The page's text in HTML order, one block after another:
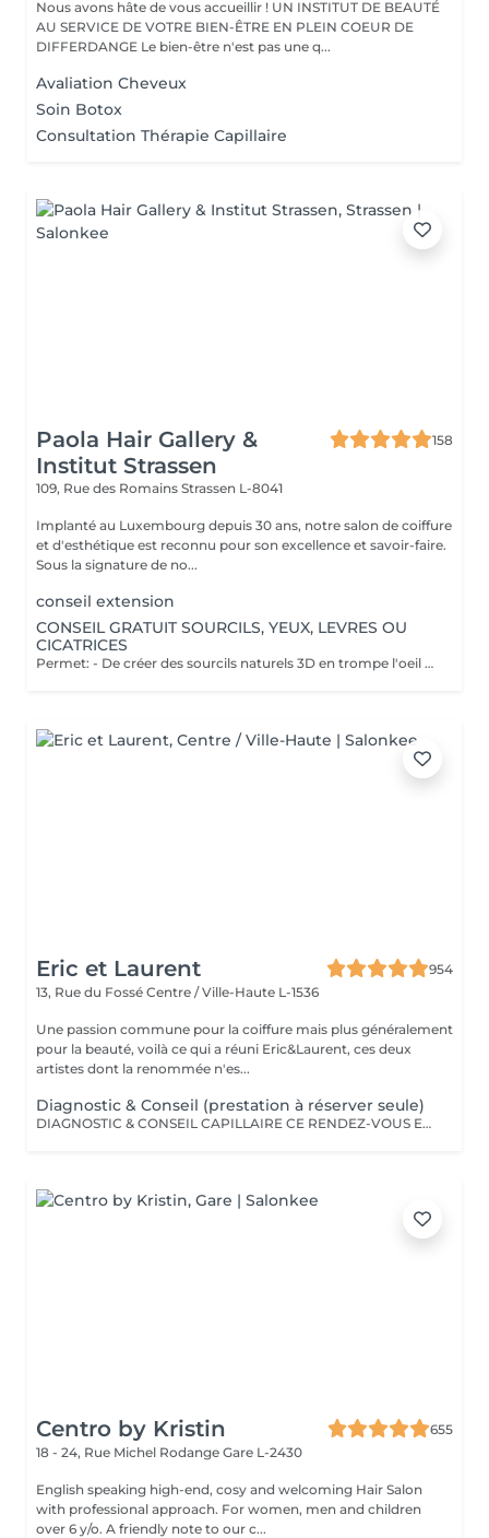
Nous avons hâte de vous accueillir ! UN INSTITUT DE BEAUTÉ
AU SERVICE DE VOTRE BIEN-ÊTRE EN PLEIN COEUR DE
DIFFERDANGE Le bien-être n'est pas une q...
Avaliation Cheveux
Soin Botox
Consultation Thérapie Capillaire
Paola Hair Gallery &
Institut Strassen
158
109, Rue des Romains Strassen L-8041
Implanté au Luxembourg depuis 30 ans, notre salon de coiffure
et d'esthétique est reconnu pour son excellence et savoir-faire.
Sous la signature de no...
conseil extension
CONSEIL GRATUIT SOURCILS, YEUX, LEVRES OU
CICATRICES
Permet: - De créer des sourcils naturels 3D en trompe l'oeil en poils pour parfaire une ligne déjà existante en effet poudré. - De définir et volumiser vos lèvres dans des teintes nuées ou donner un effet légèrement maquillé. - Pour les yeux vous pouvez opter pour un trait fin au ras des cils pour un résultat discret ou un liner poudré pour un effet raffiné. Il est également possible de corriger des cicatrices. Notre esthéticienne Elodie pratique la micropigmentation digitale à ne pas confondre avec le microblading ( lame manuelle ) depuis plus de 10 ans. Pas d'effets tatouage, pas de pigments qui virent, pas de cicatrices. Cette méthode ne crée pas de cicatrices et permet d'insérer le pigment de manière douce dans la peau. Les pigments utilisés ne virent pas dans le temps et Elodie vous promet un résultat raffiné et non un effet marqué style "tatouage". Nous vous proposons un rendez-vous conseil gratuit afin de visualiser l'effet avec du maquillage et d'obtenir les réponses à vos questions.
Eric et Laurent
954
13, Rue du Fossé Centre / Ville-Haute L-1536
Une passion commune pour la coiffure mais plus généralement
pour la beauté, voilà ce qui a réuni Eric&Laurent, ces deux
artistes dont la renommée n'es...
Diagnostic & Conseil (prestation à réserver seule)
DIAGNOSTIC & CONSEIL CAPILLAIRE CE RENDEZ-VOUS EST EXCLUSIVEMENT RÉSERVÉ À UNE PREMIÈRE RENCONTRE AVEC NOTRE EXPERT CAPILLAIRE AFIN DE RÉALISER UN DIAGNOSTIC PERSONNALISÉ DE VOS CHEVEUX ET DE VOTRE CUIR CHEVELU. CETTE CONSULTATION DOIT ÊTRE RÉSERVÉE SEULE ET NE PEUT ÊTRE ASSOCIÉE À AUCUNE AUTRE PRESTATION OU RÉSERVATION. À L'ISSUE DE CET ÉCHANGE, UN ACCOMPAGNEMENT ET DES RECOMMANDATIONS ADAPTÉS À VOS BESOINS POURRONT VOUS ÊTRE PROPOSÉS. Diagnostic & Conseil Capillaire Prenez un moment privilégié pour échanger autour de vos cheveux, de vos envies et de vos habitudes. Lors de ce rendez-vous, nous réalisons un diagnostic personnalisé du cuir chevelu et de la fibre capillaire, nous vous orientons vers les coupes, couleurs et traitements les plus adaptés à votre image, à votre routine et à la beauté naturelle de vos cheveux. Nous vous apportons également des conseils personnalisés sur l'entretien à la maison ainsi que sur les produits les plus adaptés à vos besoins pour prolonger les résultats et préserver la beauté de vos cheveux au quotidien. Ce moment permet aussi de répondre à toutes vos questions et de construire ensemble un résultat entièrement sur mesure.
Centro by Kristin
655
18 - 24, Rue Michel Rodange Gare L-2430
English speaking high-end, cosy and welcoming Hair Salon
with professional approach. For women, men and children
over 6 y/o. A friendly note to our c...